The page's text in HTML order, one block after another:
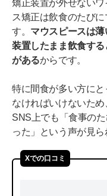
矯正装置が外せない
ス矯正は飲食のたび
す。 マウスピースは薄
装置したまま飲食す
があるからです。
特に間食が多い方に
なければいけないため
SNS上でも「食事の
った」という声が見ら
Xでの口コミ